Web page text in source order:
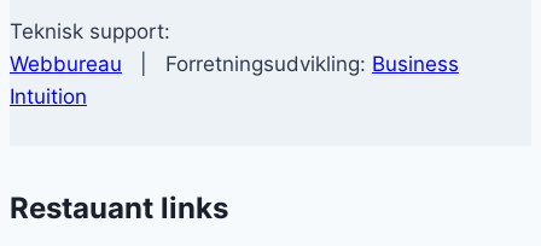
Teknisk support:
Webbureau | Forretningsudvikling: Business
Intuition
Restauant links